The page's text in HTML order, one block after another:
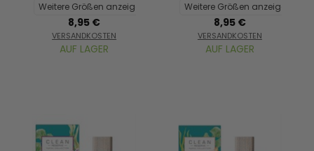
Weitere Größen anzeigen...
8,95 €
VERSANDKOSTEN
AUF LAGER
Weitere Größen anzeigen...
8,95 €
VERSANDKOSTEN
AUF LAGER